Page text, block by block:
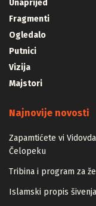
Unaprijed
Fragmenti
Ogledalo
Putnici
Vizija
Majstori
Najnovije novosti
Zapamtićete vi
Čelopeku
Tribina i program za
Islamski propis